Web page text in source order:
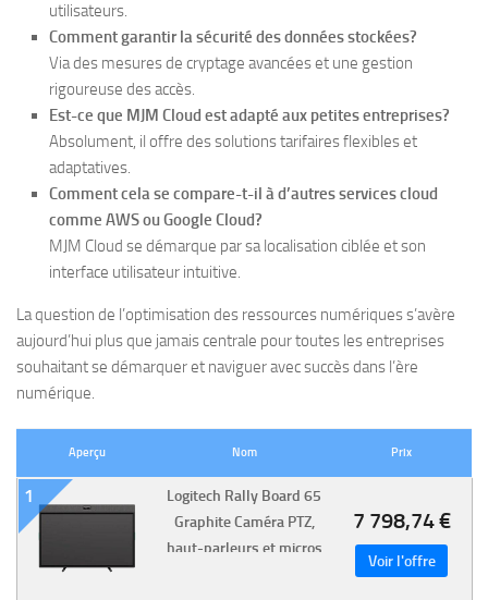
utilisateurs.
Comment garantir la sécurité des données stockées?
Via des mesures de cryptage avancées et une gestion
rigoureuse des accès.
Est-ce que MJM Cloud est adapté aux petites entreprises?
Absolument, il offre des solutions tarifaires flexibles et
adaptatives.
Comment cela se compare-t-il à d’autres services cloud
comme AWS ou Google Cloud?
MJM Cloud se démarque par sa localisation ciblée et son
interface utilisateur intuitive.
La question de l’optimisation des ressources numériques s’avère
aujourd’hui plus que jamais centrale pour toutes les entreprises
souhaitant se démarquer et naviguer avec succès dans l’ère
numérique.
Aperçu Nom Prix
1
Logitech Rally Board 65
Graphite Caméra PTZ,
haut-parleurs et micros
7 798,74 €